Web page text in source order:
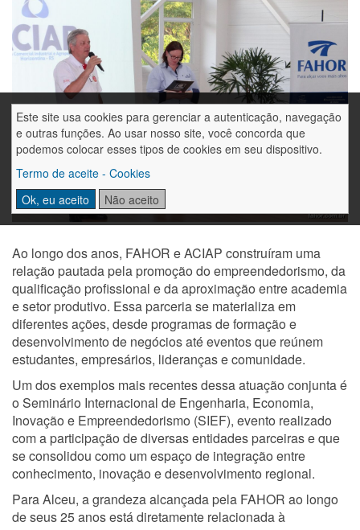
Este site usa cookies para gerenciar a autenticação, navegação
e outras funções. Ao usar nosso site, você concorda que
podemos colocar esses tipos de cookies em seu dispositivo.
Termo de aceite - Cookies
Ok, eu aceito
Não aceito
Ao longo dos anos, FAHOR e ACIAP construíram uma
relação pautada pela promoção do empreendedorismo, da
qualificação profissional e da aproximação entre academia
e setor produtivo. Essa parceria se materializa em
diferentes ações, desde programas de formação e
desenvolvimento de negócios até eventos que reúnem
estudantes, empresários, lideranças e comunidade.
Um dos exemplos mais recentes dessa atuação conjunta é
o Seminário Internacional de Engenharia, Economia,
Inovação e Empreendedorismo (SIEF), evento realizado
com a participação de diversas entidades parceiras e que
se consolidou como um espaço de integração entre
conhecimento, inovação e desenvolvimento regional.
Para Alceu, a grandeza alcançada pela FAHOR ao longo
de seus 25 anos está diretamente relacionada à